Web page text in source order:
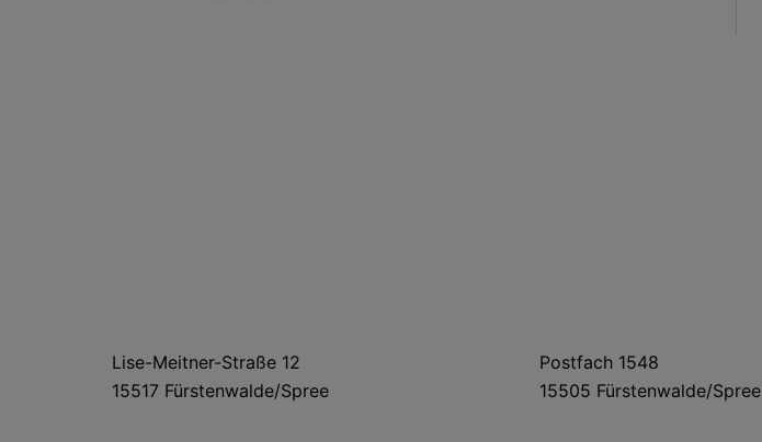
Lise-Meitner-Straße 12
15517 Fürstenwalde/Spree
Postfach 1548
15505 Fürstenwalde/Spree